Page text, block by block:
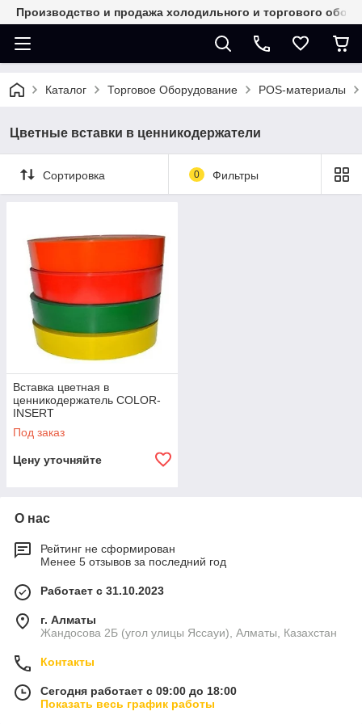
Производство и продажа холодильного и торгового
Каталог Торговое Оборудование POS-материалы
Цветные вставки в ценникодержатели
Сортировка 0 Фильтры
Вставка цветная в
ценникодержатель COLOR-
INSERT
Под заказ
Цену уточняйте
О нас
Рейтинг не сформирован
Менее 5 отзывов за последний год
Работает с 31.10.2023
г. Алматы
Жандосова 2Б (угол улицы Яссауи), Алматы, Казахстан
Контакты
Сегодня работает с 09:00 до 18:00
Показать весь график работы